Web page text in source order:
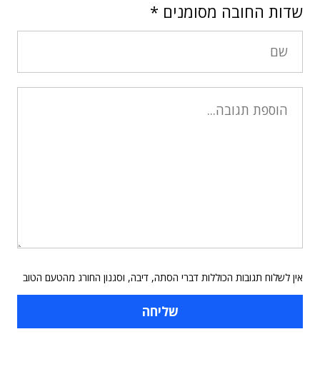
שדות החובה מסומנים *
אין לשלוח תגובות הכוללות דברי הסתה, דיבה, וסגנון החורג מהטעם הטוב